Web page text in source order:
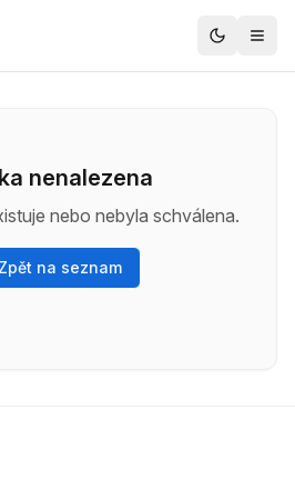
nenalezena
nebo nebyla schválena.
Zpět na seznam